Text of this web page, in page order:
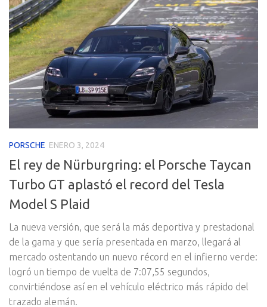
PORSCHE ENERO 3, 2024
El rey de Nürburgring: el Porsche Taycan
Turbo GT aplastó el record del Tesla
Model S Plaid
La nueva versión, que será la más deportiva y prestacional
de la gama y que sería presentada en marzo, llegará al
mercado ostentando un nuevo récord en el infierno verde:
logró un tiempo de vuelta de 7:07,55 segundos,
convirtiéndose así en el vehículo eléctrico más rápido del
trazado alemán.